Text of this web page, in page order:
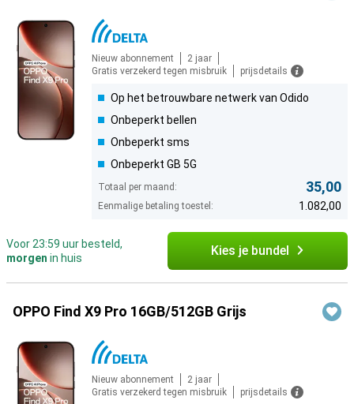
Nieuw abonnement
2 jaar
Gratis verzekerd tegen misbruik
prijsdetails
Op het betrouwbare netwerk van Odido
Onbeperkt bellen
Onbeperkt sms
Onbeperkt GB 5G
Totaal per maand: 35,00
Eenmalige betaling toestel: 1.082,00
Voor 23:59 uur besteld,
morgen in huis Kies je bundel
OPPO Find X9 Pro 16GB/512GB Grijs
Nieuw abonnement
2 jaar
Gratis verzekerd tegen misbruik
prijsdetails